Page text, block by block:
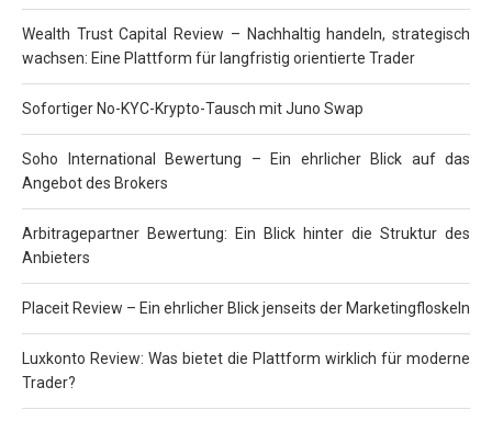
Wealth Trust Capital Review – Nachhaltig handeln, strategisch
wachsen: Eine Plattform für langfristig orientierte Trader
Sofortiger No-KYC-Krypto-Tausch mit Juno Swap
Soho International Bewertung – Ein ehrlicher Blick auf das
Angebot des Brokers
Arbitragepartner Bewertung: Ein Blick hinter die Struktur des
Anbieters
Placeit Review – Ein ehrlicher Blick jenseits der Marketingfloskeln
Luxkonto Review: Was bietet die Plattform wirklich für moderne
Trader?